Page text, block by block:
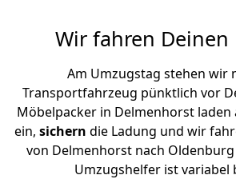
Wir fahren Deinen
Am Umzugstag stehen wir
Transportfahrzeug pünktlich vor
Möbelpacker in Delmenhorst
ein, sichern die Ladung und wir
von Delmenhorst nach
Umzugshelfer ist variabel